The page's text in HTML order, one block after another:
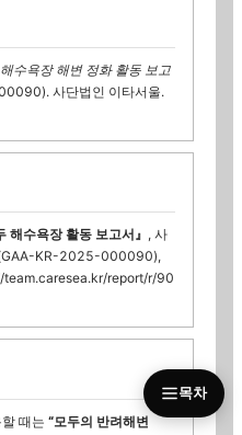
목차
수욕장해변 정화 활동 보고
). 사단법인 이타서울.
해수욕장활동 보고서』 , 사
KR-2025-000090),
team.caresea.kr/report/r/90
때는 “모두의 반려해변